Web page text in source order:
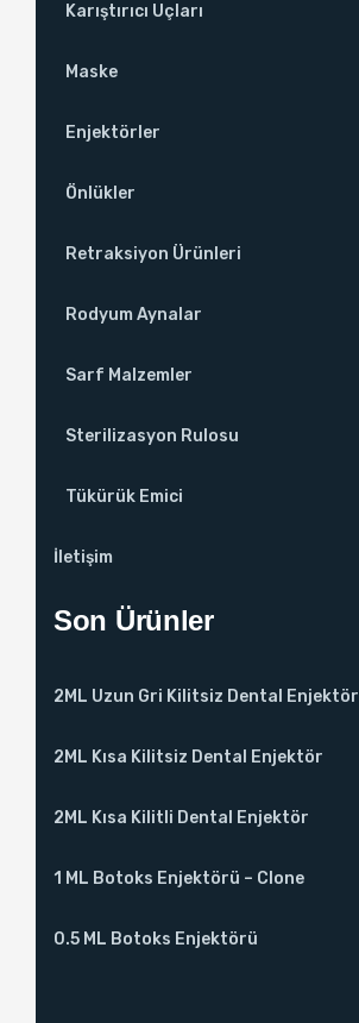
Karıştırıcı Uçları
Maske
Enjektörler
Önlükler
Retraksiyon Ürünleri
Rodyum Aynalar
Sarf Malzemler
Sterilizasyon Rulosu
Tükürük Emici
İletişim
Son Ürünler
2ML Uzun Gri Kilitsiz Dental Enjektör
2ML Kısa Kilitsiz Dental Enjektör
2ML Kısa Kilitli Dental Enjektör
1 ML Botoks Enjektörü – Clone
0.5 ML Botoks Enjektörü